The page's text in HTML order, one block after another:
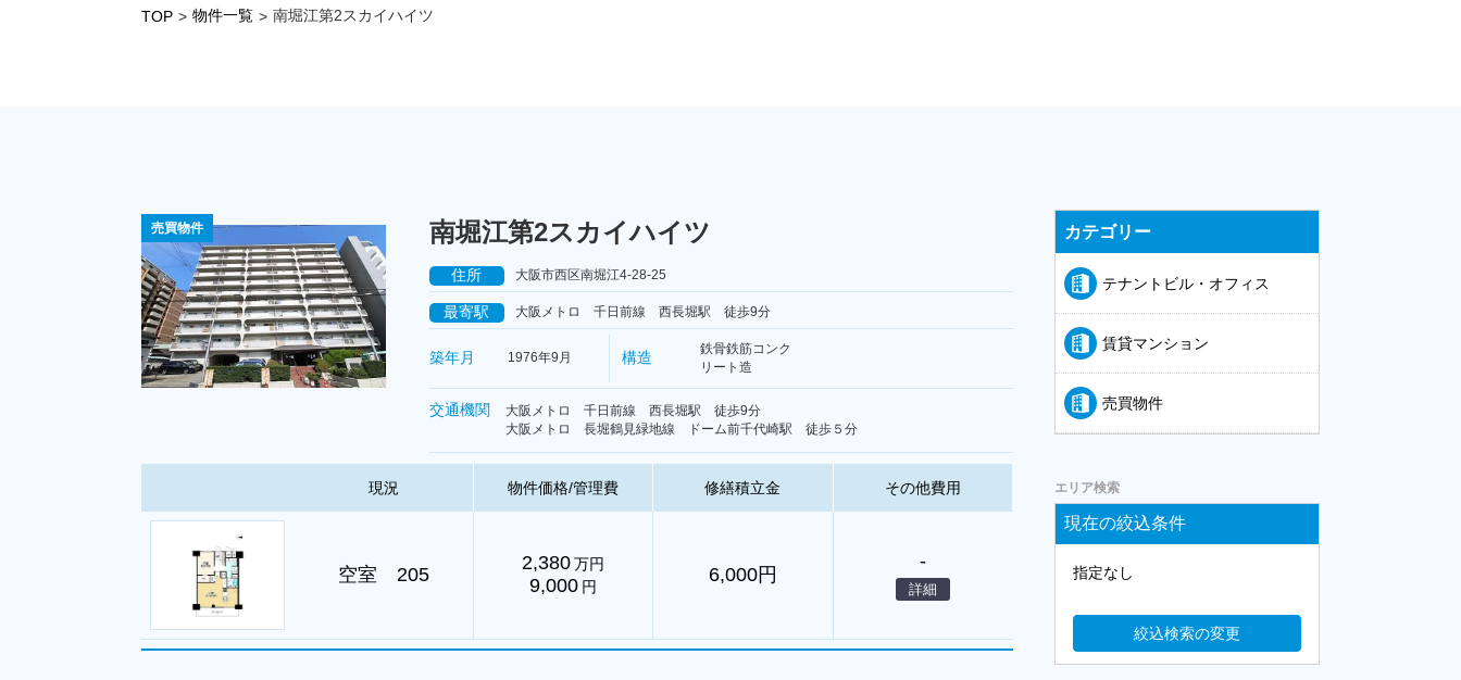
TOP > 物件一覧 > 南堀江第2スカイハイツ
売買物件 南堀江第2スカイハイツ
住所 大阪市西区南堀江4-28-25
最寄駅 大阪メトロ 千日前線 西長堀駅 徒歩9分
築年月 1976年9月 構造
鉄骨鉄筋コンク
リート造
交通機関
大阪メトロ 千日前線 西長堀駅 徒歩9分
大阪メトロ 長堀鶴見緑地線 ドーム前千代崎駅 徒歩５分
現況 物件価格/管理費 修繕積立金 その他費用
空室 205
2,380 万円
9,000 円
6,000円
-
詳細
カテゴリー
テナントビル・オフィス
賃貸マンション
売買物件
エリア検索
現在の絞込条件
指定なし
絞込検索の変更